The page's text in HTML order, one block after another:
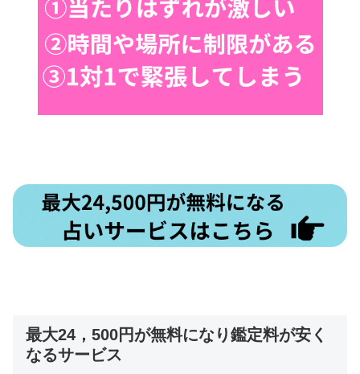
最大24，500円が無料になり鑑定料が安く
なるサービス